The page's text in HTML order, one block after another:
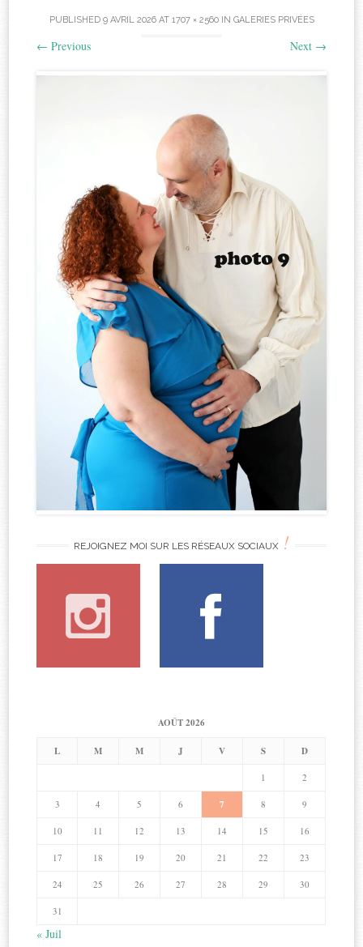
PUBLISHED 9 AVRIL 2026AT 1707 × 2560IN GALERIES PRIVÉES
← Previous Next →
REJOIGNEZ MOI SUR LES RÉSEAUX SOCIAUX !
AOÛT 2026
L M M J V S D
1 2
3 4 5 6 7 8 9
10 11 12 13 14 15 16
17 18 19 20 21 22 23
24 25 26 27 28 29 30
31
« Juil